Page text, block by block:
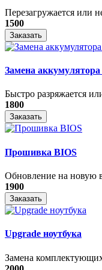
Перезагружается или
1500
Заказать
Замена аккумулятора
Быстро разряжается
1800
Заказать
Прошивка BIOS
Обновление на новую
1900
Заказать
Upgrade ноутбука
Замена